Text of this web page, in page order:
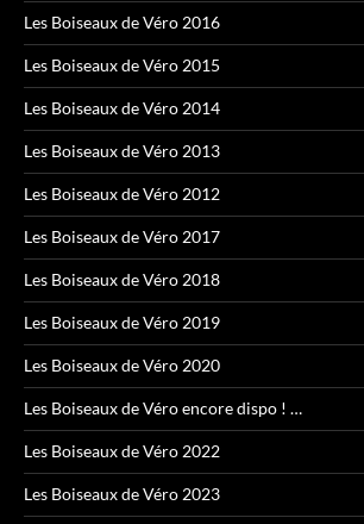
Les Boiseaux de Véro 2016
Les Boiseaux de Véro 2015
Les Boiseaux de Véro 2014
Les Boiseaux de Véro 2013
Les Boiseaux de Véro 2012
Les Boiseaux de Véro 2017
Les Boiseaux de Véro 2018
Les Boiseaux de Véro 2019
Les Boiseaux de Véro 2020
Les Boiseaux de Véro encore dispo ! …
Les Boiseaux de Véro 2022
Les Boiseaux de Véro 2023